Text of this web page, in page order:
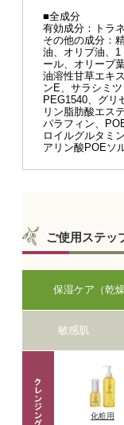
■全成分
有効成分：トラ
その他の成分：
油、オリブ油、1
ール、オリーブ
油溶性甘草エキ
ンE、サラシミ
PEG1540、グリ
リン脂肪酸エス
パラフィン、
ロイルグルタミ
アリン酸POEソ